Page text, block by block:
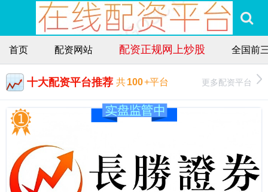
首页 配资网站 配资正规网上炒股 全国前
十大配资平台推荐 共100+平台 更多配资平台